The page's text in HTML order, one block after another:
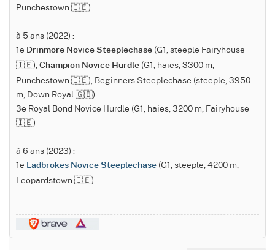
Punchestown 🇮🇪)
à 5 ans (2022) :
1e Drinmore Novice Steeplechase (G1, steeple Fairyhouse
🇮🇪), Champion Novice Hurdle (G1, haies, 3300 m,
Punchestown 🇮🇪), Beginners Steeplechase (steeple, 3950
m, Down Royal 🇬🇧)
3e Royal Bond Novice Hurdle (G1, haies, 3200 m, Fairyhouse
🇮🇪)
à 6 ans (2023) :
1e Ladbrokes Novice Steeplechase (G1, steeple, 4200 m,
Leopardstown 🇮🇪)